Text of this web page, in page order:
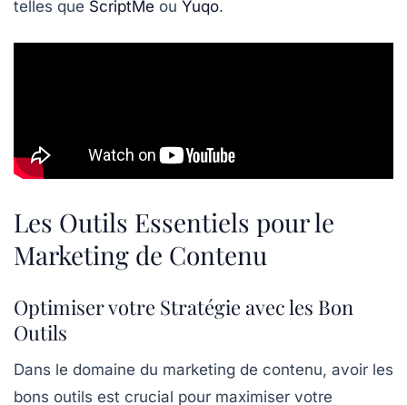
telles que ScriptMe ou Yuqo.
Les Outils Essentiels pour le
Marketing de Contenu
Optimiser votre Stratégie avec les Bon
Outils
Dans le domaine du marketing de contenu, avoir les
bons outils est crucial pour maximiser votre